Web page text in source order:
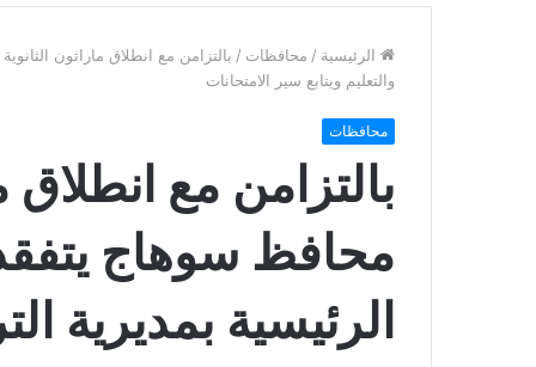
الرئيسية / محافظات / بالتزامن مع انطلاق ماراثون
والتعليم ويتابع سير الامتحانات
محافظات
بالتزامن مع انطلاق
محافظ سوهاج
الرئيسية بمديرية